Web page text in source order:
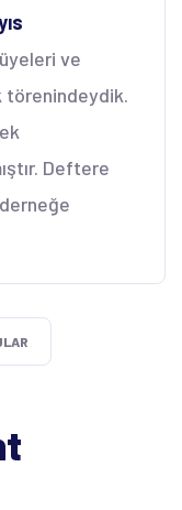
ve
törenindeydik.
Deftere